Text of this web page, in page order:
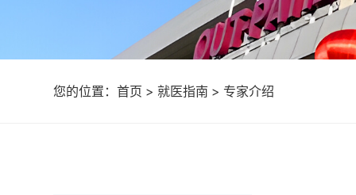
您的位置：首页 > 就医指南 > 专家介绍